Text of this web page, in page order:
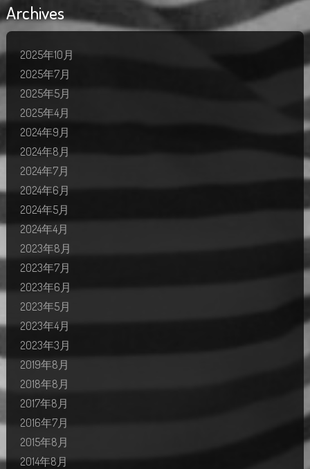
Archives
2025年10月
2025年7月
2025年5月
2025年4月
2024年9月
2024年8月
2024年7月
2024年6月
2024年5月
2024年4月
2023年8月
2023年7月
2023年6月
2023年5月
2023年4月
2023年3月
2019年8月
2018年8月
2017年8月
2016年7月
2015年8月
2014年8月